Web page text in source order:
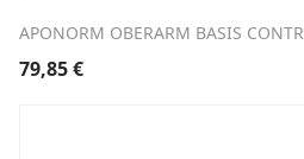
APONORM OBERARM BASIS
79,85€